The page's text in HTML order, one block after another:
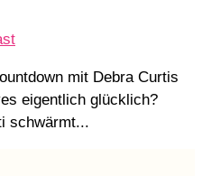
mit Debra Curtis
eigentlich glücklich?
schwärmt...